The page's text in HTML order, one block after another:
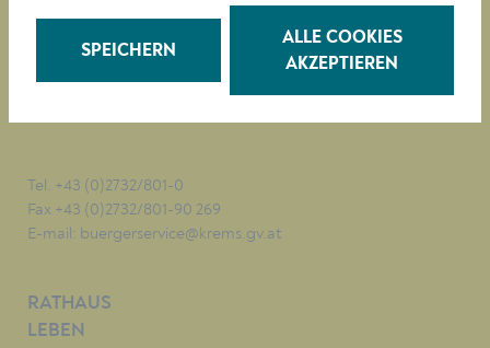
Magistrat der Stadt Krems
Obere Landstraße 4
Tel. +43 (0)2732/801-0
Fax +43 (0)2732/801-90 269
E-mail: buergerservice@krems.gv.at
RATHAUS
LEBEN
SPEICHERN
ALLE COOKIES
AKZEPTIEREN